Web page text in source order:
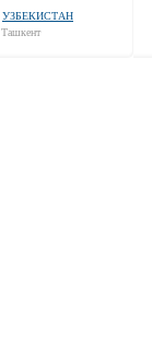
УЗБЕКИСТАН
Ташкент